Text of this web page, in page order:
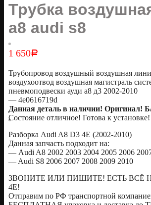
Трубка
а8 audi s8
1 650Р
Трубопровод воздушный воздушная
воздухоотвод воздушная магистраль
пневмоподвески ауди а8 д3 2002-2010
— 4e0616719d
Данная деталь в наличии! Оригинал!
Состояние отличное! Готова к установке!
Разборка Audi A8 D3 4E (2002-2010)
Данная запчасть подходит на:
— Audi A8 2002 2003 2004 2005 2006
— Audi S8 2006 2007 2008 2009 2010
ЗВОНИТЕ ИЛИ ПИШИТЕ! ЕСТЬ ВСЁ
4Е!
Отправим по РФ транспортной